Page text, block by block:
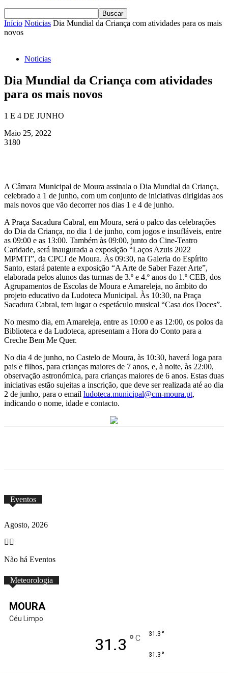
Início Noticias Dia Mundial da Criança com atividades para os mais
novos
Noticias
Dia Mundial da Criança com atividades
para os mais novos
1 E 4 DE JUNHO
Maio 25, 2022
3180
A Câmara Municipal de Moura assinala o Dia Mundial da Criança,
celebrado a 1 de junho, com um conjunto de iniciativas dirigidas aos
mais novos que vão decorrer nos dias 1 e 4 de junho.
A Praça Sacadura Cabral, em Moura, será o palco das celebrações
do Dia da Criança, no dia 1 de junho, com jogos e insufláveis, entre
as 09:00 e as 13:00. Também às 09:00, junto do Cine-Teatro
Caridade, será inaugurada a exposição “Laços Azuis 2022
MPMTI”, da CPCJ de Moura. Às 09:30, na Galeria do Espírito
Santo, estará patente a exposição “A Arte de Saber Fazer Arte”,
elaborada pelos alunos das turmas de 3.º e 4.º anos do 1.º CEB, dos
Agrupamentos de Escolas de Moura e Amareleja, no âmbito do
projeto educativo da Ludoteca Municipal. Às 10:30, na Praça
Sacadura Cabral, tem lugar o espetáculo musical “Casa dos Doces”.
No mesmo dia, em Amareleja, entre as 10:00 e as 12:00, os polos da
Biblioteca e da Ludoteca, apresentam a Hora do Conto para a
Creche Bem Me Quer.
No dia 4 de junho, no Castelo de Moura, às 10:30, haverá Ioga para
pais e filhos, para crianças maiores de 7 anos, e, à noite, às 22:00,
observação astronómica, para crianças maiores de 6 anos. Estas duas
iniciativas estão sujeitas a inscrição, que deve ser realizada até ao dia
2 de junho, para o email ludoteca.municipal@cm-moura.pt,
indicando o nome, idade e contacto.
Eventos
Agosto, 2026
Não há Eventos
Meteorologia
MOURA
Céu Limpo
31.3 ° C 31.3 °
31.3 °